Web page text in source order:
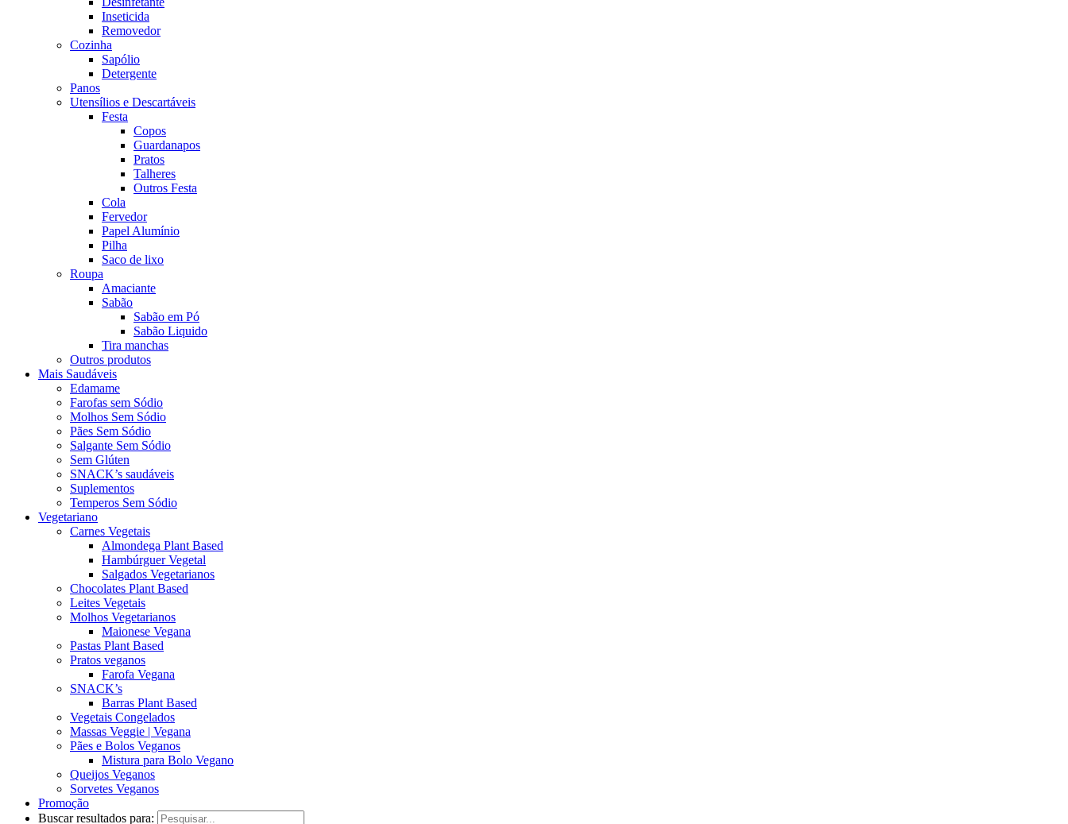
Inseticida
Removedor
Cozinha
Sapólio
Detergente
Panos
Utensílios e Descartáveis
Festa
Copos
Guardanapos
Pratos
Talheres
Outros Festa
Cola
Fervedor
Papel Alumínio
Pilha
Saco de lixo
Roupa
Amaciante
Sabão
Sabão em Pó
Sabão Liquido
Tira manchas
Outros produtos
Mais Saudáveis
Edamame
Farofas sem Sódio
Molhos Sem Sódio
Pães Sem Sódio
Salgante Sem Sódio
Sem Glúten
SNACK’s saudáveis
Suplementos
Temperos Sem Sódio
Vegetariano
Carnes Vegetais
Almondega Plant Based
Hambúrguer Vegetal
Salgados Vegetarianos
Chocolates Plant Based
Leites Vegetais
Molhos Vegetarianos
Maionese Vegana
Pastas Plant Based
Pratos veganos
Farofa Vegana
SNACK’s
Barras Plant Based
Vegetais Congelados
Massas Veggie | Vegana
Pães e Bolos Veganos
Mistura para Bolo Vegano
Queijos Veganos
Sorvetes Veganos
Promoção
Buscar resultados para: